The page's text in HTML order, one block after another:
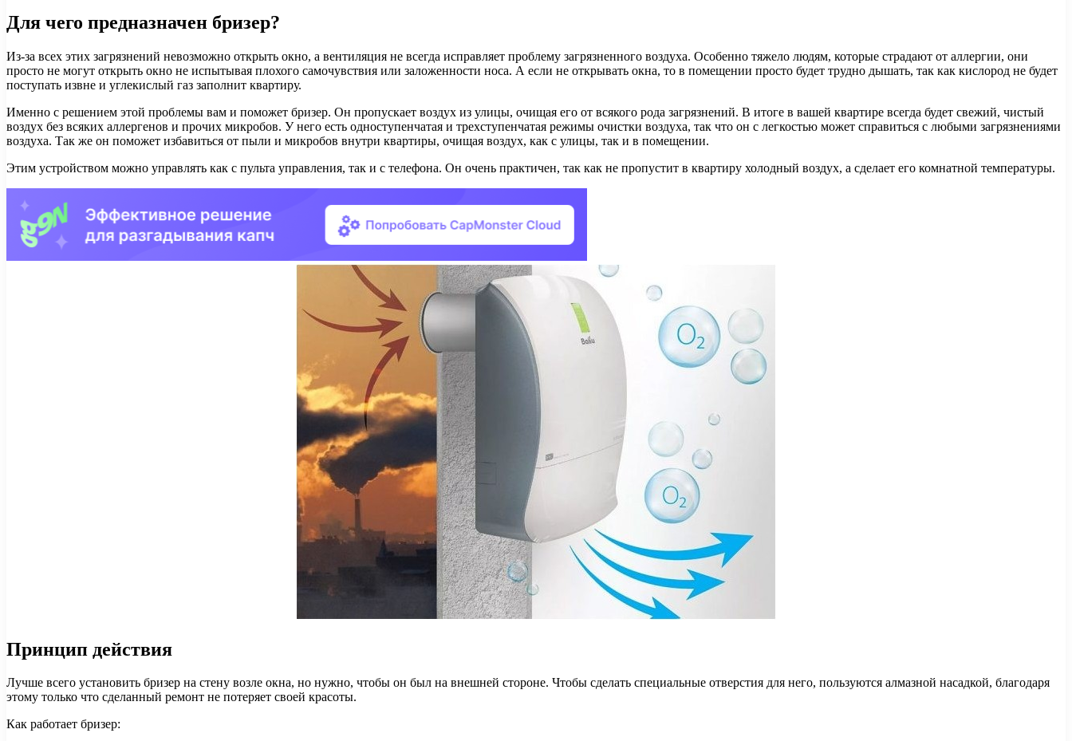
Для чего предназначен бризер?
Из-за всех этих загрязнений невозможно открыть окно, а вентиляция не всегда исправляет проблему загрязненного воздуха. Особенно тяжело людям, которые страдают от аллергии, они
просто не могут открыть окно не испытывая плохого самочувствия или заложенности носа. А если не открывать окна, то в помещении просто будет трудно дышать, так как кислород не будет
поступать извне и углекислый газ заполнит квартиру.
Именно с решением этой проблемы вам и поможет бризер. Он пропускает воздух из улицы, очищая его от всякого рода загрязнений. В итоге в вашей квартире всегда будет свежий, чистый
воздух без всяких аллергенов и прочих микробов. У него есть одноступенчатая и трехступенчатая режимы очистки воздуха, так что он с легкостью может справиться с любыми загрязнениями
воздуха. Так же он поможет избавиться от пыли и микробов внутри квартиры, очищая воздух, как с улицы, так и в помещении.
Этим устройством можно управлять как с пульта управления, так и с телефона. Он очень практичен, так как не пропустит в квартиру холодный воздух, а сделает его комнатной температуры.
Принцип действия
Лучше всего установить бризер на стену возле окна, но нужно, чтобы он был на внешней стороне. Чтобы сделать специальные отверстия для него, пользуются алмазной насадкой, благодаря
этому только что сделанный ремонт не потеряет своей красоты.
Как работает бризер: